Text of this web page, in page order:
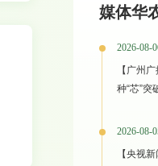
媒体华
2026-08-
【广州
种“芯”突
2026-08-
【央视